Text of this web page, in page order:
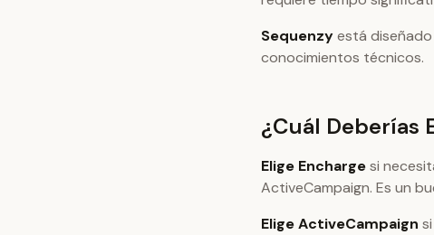
Sequenzyestá
conocimientos técnicos.
¿Cuál Deberías
Elige Enchargesi
ActiveCampaign. Es un
Elige ActiveCampaign